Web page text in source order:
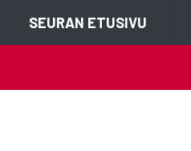
SEURAN ETUSIVU